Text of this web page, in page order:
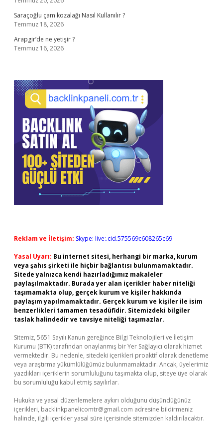
Saraçoğlu çam kozalağı Nasıl Kullanılır ?
Temmuz 18, 2026
Arapgir’de ne yetişir ?
Temmuz 16, 2026
Reklam ve İletişim: Skype: live:.cid.575569c608265c69
Yasal Uyarı: Bu internet sitesi, herhangi bir marka, kurum
veya şahıs şirketi ile hiçbir bağlantısı bulunmamaktadır.
Sitede yalnızca kendi hazırladığımız makaleler
paylaşılmaktadır. Burada yer alan içerikler haber niteliği
taşımamakta olup, gerçek kurum ve kişiler hakkında
paylaşım yapılmamaktadır. Gerçek kurum ve kişiler ile isim
benzerlikleri tamamen tesadüfidir. Sitemizdeki bilgiler
taslak halindedir ve tavsiye niteliği taşımazlar.
Sitemiz, 5651 Sayılı Kanun gereğince Bilgi Teknolojileri ve İletişim
Kurumu (BTK) tarafından onaylanmış bir Yer Sağlayıcı olarak hizmet
vermektedir. Bu nedenle, sitedeki içerikleri proaktif olarak denetleme
veya araştırma yükümlülüğümüz bulunmamaktadır. Ancak, üyelerimiz
yazdıkları içeriklerin sorumluluğunu taşımakta olup, siteye üye olarak
bu sorumluluğu kabul etmiş sayılırlar.
Hukuka ve yasal düzenlemelere aykırı olduğunu düşündüğünüz
içerikleri, backlinkpanelicomtr@gmail.com adresine bildirmeniz
halinde, ilgili içerikler yasal süre içerisinde sitemizden kaldırılacaktır.